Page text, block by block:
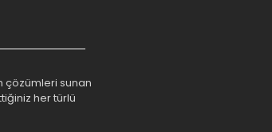
çözümleri sunan
her türlü